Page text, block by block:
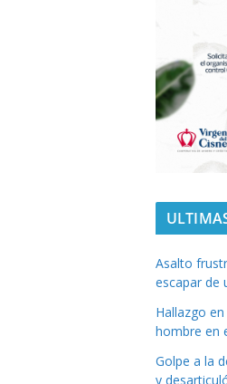
Asalto
escapar de
Hallazgo
hombre en
Golpe a la
y